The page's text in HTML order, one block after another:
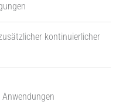
kontinuierlicher